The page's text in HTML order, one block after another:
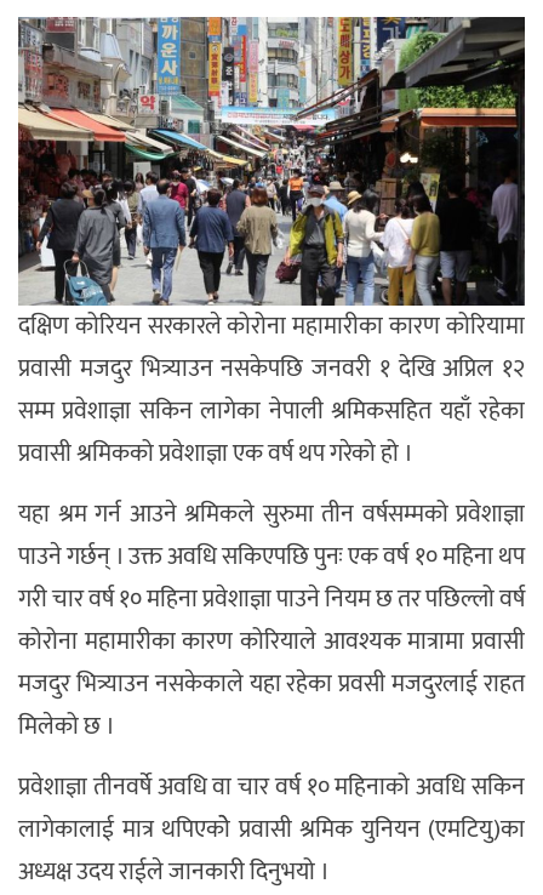
दक्षिण कोरियन सरकारले कोरोना महामारीका कारण कोरियामा
प्रवासी मजदुर भित्र्याउन नसकेपछि जनवरी १ देखि अप्रिल १२
सम्म प्रवेशाज्ञा सकिन लागेका नेपाली श्रमिकसहित यहाँ रहेका
प्रवासी श्रमिकको प्रवेशाज्ञा एक वर्ष थप गरेको हो ।
यहा श्रम गर्न आउने श्रमिकले सुरुमा तीन वर्षसम्मको प्रवेशाज्ञा
पाउने गर्छन् । उक्त अवधि सकिएपछि पुनः एक वर्ष १० महिना थप
गरी चार वर्ष १० महिना प्रवेशाज्ञा पाउने नियम छ तर पछिल्लो वर्ष
कोरोना महामारीका कारण कोरियाले आवश्यक मात्रामा प्रवासी
मजदुर भित्र्याउन नसकेकाले यहा रहेका प्रवसी मजदुरलाई राहत
मिलेको छ ।
प्रवेशाज्ञा तीनवर्षे अवधि वा चार वर्ष १० महिनाको अवधि सकिन
लागेकालाई मात्र थपिएकोे प्रवासी श्रमिक युनियन (एमटियु)का
अध्यक्ष उदय राईले जानकारी दिनुभयो ।